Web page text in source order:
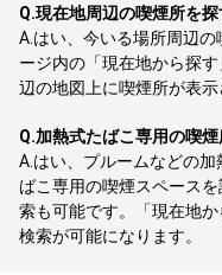
Q.現在地周辺の喫煙所を
A. はい、今いる場所周辺
ージ内の「現在地から探
辺の地図上に喫煙所が表示
Q.加熱式たばこ専用の喫
A. はい、プルームなどの
ばこ専用の喫煙スペース
索も可能です。「現在地
検索が可能になります。